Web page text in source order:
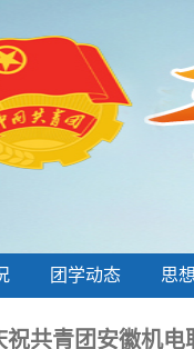
团学动态 思
祝共青团安徽机